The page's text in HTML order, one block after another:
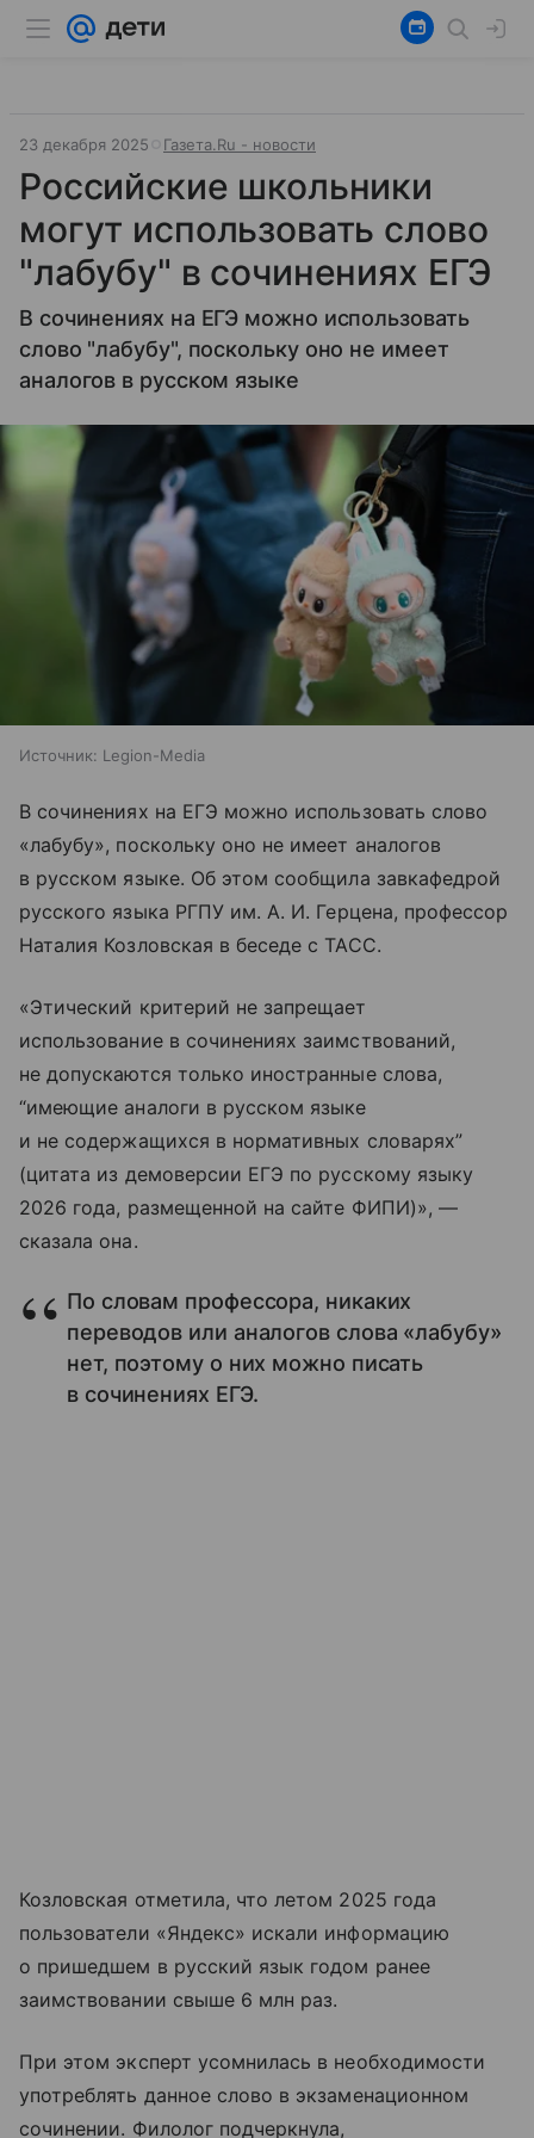
23 декабря 2025 Газета.Ru - новости
Российские школьники
могут использовать слово
"лабубу" в сочинениях ЕГЭ
В сочинениях на ЕГЭ можно использовать
слово "лабубу", поскольку оно не имеет
аналогов в русском языке
Источник: Legion-Media
В сочинениях на ЕГЭ можно использовать слово
«лабубу», поскольку оно не имеет аналогов
в русском языке. Об этом сообщила завкафедрой
русского языка РГПУ им. А. И. Герцена, профессор
Наталия Козловская в беседе с ТАСС.
«Этический критерий не запрещает
использование в сочинениях заимствований,
не допускаются только иностранные слова,
“имеющие аналоги в русском языке
и не содержащихся в нормативных словарях”
(цитата из демоверсии ЕГЭ по русскому языку
2026 года, размещенной на сайте ФИПИ)», —
сказала она.
По словам профессора, никаких
переводов или аналогов слова «лабубу»
нет, поэтому о них можно писать
в сочинениях ЕГЭ.
Козловская отметила, что летом 2025 года
пользователи «Яндекс» искали информацию
о пришедшем в русский язык годом ранее
заимствовании свыше 6 млн раз.
При этом эксперт усомнилась в необходимости
употреблять данное слово в экзаменационном
сочинении. Филолог подчеркнула,